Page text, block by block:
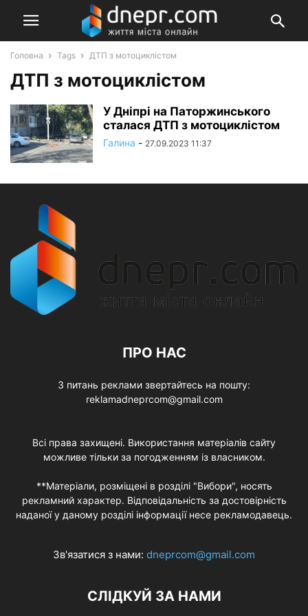
Головна Tags ДТП з мотоциклістом
ДТП з мотоциклістом
У Дніпрі на Паторжинського
сталася ДТП з мотоциклістом
Галина - 27.09.2023 11:37
ПРО НАС
З питань реклами звертайтесь на пошту:
reklamadneprcom@gmail.com
Всі права захищені. Використання матеріалів сайту
можливе тільки за погодженням із власником.
**Матеріали, розміщені в розділі "Вибори", носять
рекламний характер. Відповідальність за достовірність
наданої у даному розділі інформації несе рекламодавець.
Зв'язатися з нами: dneprcom@gmail.com
СЛІДКУЙ ЗА НАМИ